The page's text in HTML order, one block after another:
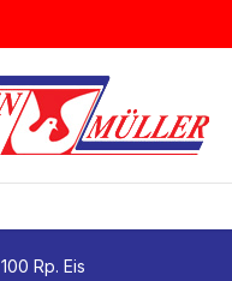
100 Rp. Eis